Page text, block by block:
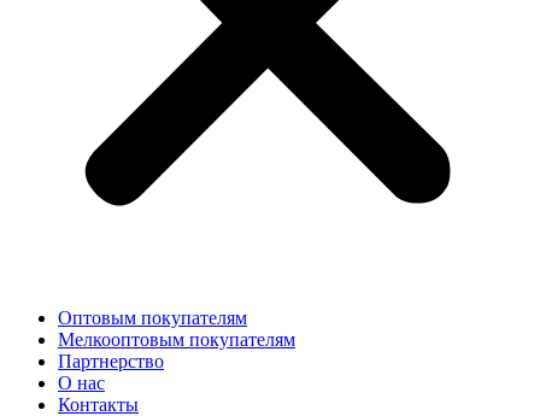
Оптовым покупателям
Мелкооптовым покупателям
Партнерство
О нас
Контакты